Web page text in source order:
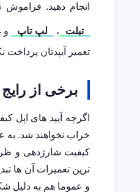
انجام دهید. فراموش نکنید که
تبلت ، لپ تاپ
و
تعمیر آیپدتان پرداخت
برخی از
اگرچه آیپد های اپل
خراب نخواهند شد. به
کیفیت شارژدهی و
ترین تعمیرات آن ها
و عموما هم به دلیل